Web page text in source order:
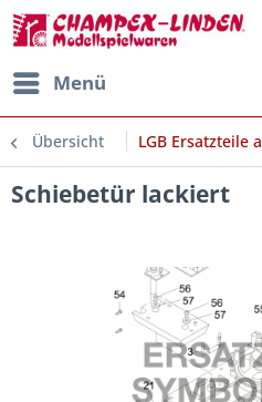
Menü
Übersicht LGB Ersatzteile
Schiebetür lackiert